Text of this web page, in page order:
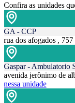
Confira as unidades
GA - CCP
rua dos afogados ,
Gaspar - Ambulatorio
avenida jerônimo de
nessa unidade